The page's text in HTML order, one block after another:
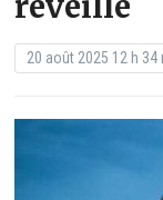
20 août 2025 12 h 34